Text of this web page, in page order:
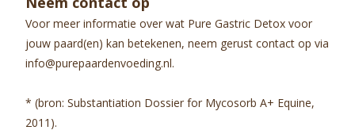
Voor meer informatie over wat Pure Gastric Detox voor
jouw paard(en) kan betekenen, neem gerust contact op via
info@purepaardenvoeding.nl.
* (bron: Substantiation Dossier for Mycosorb A+ Equine,
2011).